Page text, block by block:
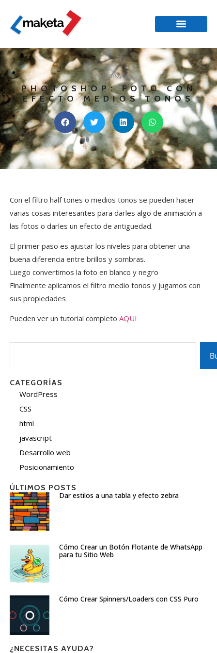
photoshop
PHOTOSHOP: FOTO CON
EFECTO MEDIOS TONOS
Con el filtro half tones o medios tonos se pueden hacer
varias cosas interesantes para darles algo de animación a
las fotos o darles un efecto de antiguedad.
El primer paso es ajustar los niveles para obtener una
buena diferencia entre brillos y sombras.
Luego convertimos la foto en blanco y negro
Finalmente aplicamos el filtro medio tonos y jugamos con
sus propiedades
Pueden ver un tutorial completo AQUI
CATEGORÍAS
WordPress
CSS
html
javascript
Desarrollo web
Posicionamiento
ÚLTIMOS POSTS
Dar estilos a una tabla y efecto zebra
Cómo Crear un Botón Flotante de WhatsApp
para tu Sitio Web
Cómo Crear Spinners/Loaders con CSS Puro
¿NECESITAS AYUDA?